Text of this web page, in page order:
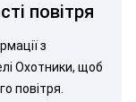
повітря
з
Охотники, щоб
повітря.